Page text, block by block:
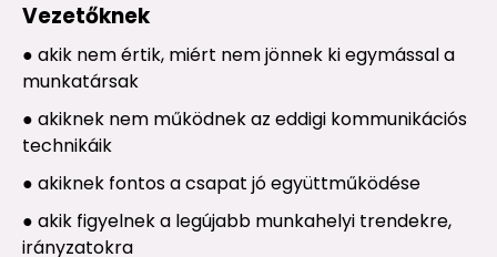
Vezetőknek
● akik nem értik, miért nem jönnek ki egymással a
munkatársak
● akiknek nem működnek az eddigi kommunikációs
technikáik
● akiknek fontos a csapat jó együttműködése
● akik figyelnek a legújabb munkahelyi trendekre,
irányzatokra